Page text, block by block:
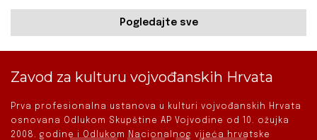
Pogledajte sve
Zavod za kulturu vojvođanskih Hrvata
Prva profesionalna ustanova u kulturi vojvođanskih Hrvata
osnovana Odlukom Skupštine AP Vojvodine od 10. ožujka
2008. godine i Odlukom Nacionalnog vijeća hrvatske